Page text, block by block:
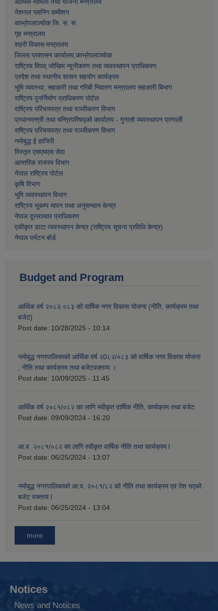
आर्थिक मामिला तथा याेजना मन्त्रालय
नेशनल प्लानिंग कमीशन
काभ्रेपलाञ्चाेक जि. स. स.
गृह मन्त्रालय
शहरी विकास मन्त्रालय
जिल्ला प्रशासन कार्यालय,काभ्रेपलाञ्चाेक
राष्ट्रिय विपद् जोखिम न्यूनीकरण तथा व्यवस्थापन प्राधिकरण
प्रदेश तथा स्थानीय शासन सहयोग कार्यक्रम
भूमि व्यवस्था, सहकारी तथा गरिबी निवारण मन्त्रालय सहकारी बिभाग
राष्ट्रिय पुनर्निर्माण प्राधिकरण पोर्टल
राष्ट्रिय परिचयपत्र तथा पञ्जीकरण विभाग
प्रधानमन्त्री तथा मन्त्रिपरिषद्को कार्यालय - गुनासो व्यवस्थापन प्रणाली
राष्ट्रिय परिचयपत्र तथा पञ्जीकरण विभाग
नमाेबुद्ध ई हाजिरी
विस्तृत एसएमएस सेवा
आन्तरिक राजस्व विभाग
नेपाल राष्ट्रिय पोर्टल
कृषि विभाग
भूमि व्यवस्थापन विभाग
राष्ट्रिय भूकम्प मापन तथा अनुसन्धान केन्द्र
नेपाल दूरसञ्चार प्राधिकरण
एकीकृत डाटा व्यवस्थापन केन्द्र (राष्ट्रिय सूचना प्रविधि केन्द्र)
नेपाल पर्यटन बोर्ड
Budget and Program
आर्थिक वर्ष २०८२.०८३ को वार्षिक नगर विकास योजना (नीति, कार्यक्रम तथा
बजेट)
Post date: 10/28/2025 - 10:14
नमोबुद्ध नगरपालिकाको आर्थिक वर्ष २0८२/०८३ को वार्षिक नगर विकास योजना
, नीति तथा कार्यक्रम तथा बजेटवक्तव्य ।
Post date: 10/09/2025 - 11:45
आर्थिक वर्ष २०८१/०८२ का लागि स्वीकृत वार्षिक नीति, कार्यक्रम तथा बजेट
Post date: 09/09/2024 - 16:20
आ.व. २०८१/०८२ का लागि स्वीकृत वार्षिक नीति तथा कार्यक्रम l
Post date: 06/25/2024 - 13:07
नमोबुद्ध नगरपालिकाको आ‍.व. २०८१/८२ को नीति तथा कार्यक्रम एवं पेश भएको
बजेट वक्तव्य l
Post date: 06/25/2024 - 13:04
more
Notices
News and Notices